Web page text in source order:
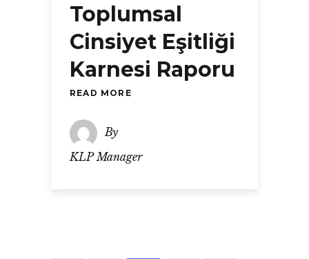
Toplumsal
Cinsiyet Eşitliği
Karnesi Raporu
READ MORE
By
KLP Manager